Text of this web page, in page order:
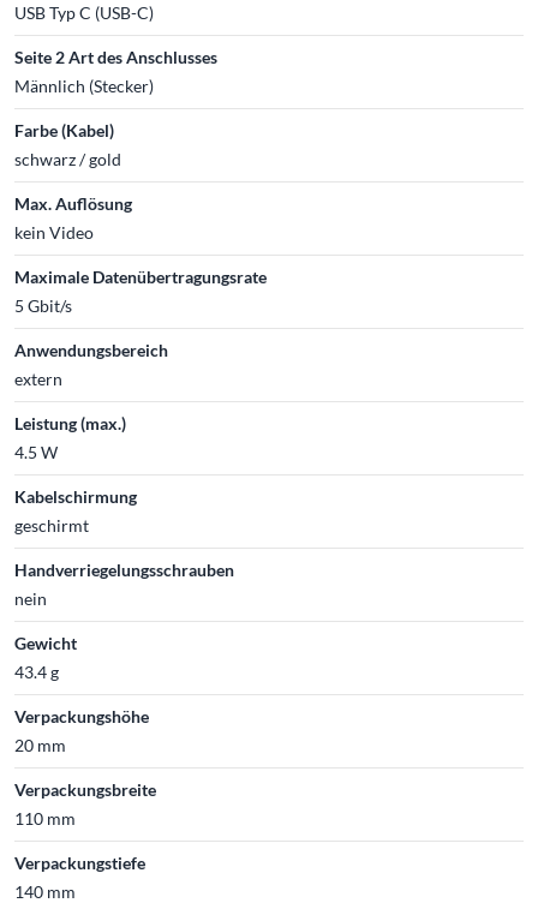
USB Typ C (USB-C)
Seite 2 Art des Anschlusses
Männlich (Stecker)
Farbe (Kabel)
schwarz / gold
Max. Auflösung
kein Video
Maximale Datenübertragungsrate
5 Gbit/s
Anwendungsbereich
extern
Leistung (max.)
4.5 W
Kabelschirmung
geschirmt
Handverriegelungsschrauben
nein
Gewicht
43.4 g
Verpackungshöhe
20 mm
Verpackungsbreite
110 mm
Verpackungstiefe
140 mm